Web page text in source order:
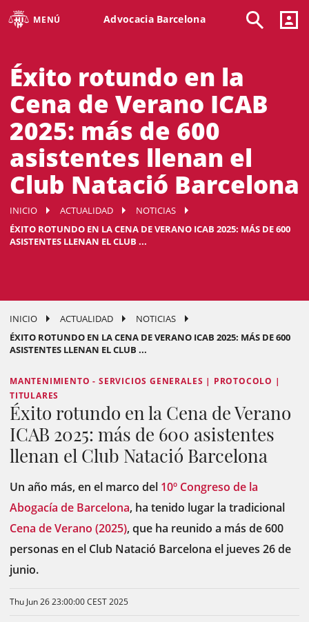
MENÚ Advocacia Barcelona
Éxito rotundo en la
Cena de Verano ICAB
2025: más de 600
asistentes llenan el
Club Natació Barcelona
INICIO ACTUALIDAD
NOTICIAS
ÉXITO ROTUNDO EN LA CENA DE VERANO ICAB 2025: MÁS DE 600
ASISTENTES LLENAN EL CLUB ...
INICIO ACTUALIDAD
NOTICIAS
ÉXITO ROTUNDO EN LA CENA DE VERANO ICAB 2025: MÁS DE 600
ASISTENTES LLENAN EL CLUB ...
MANTENIMIENTO - SERVICIOS GENERALES | PROTOCOLO |
TITULARES
Éxito rotundo en la Cena de Verano
ICAB 2025: más de 600 asistentes
llenan el Club Natació Barcelona
Un año más, en el marco del 10º Congreso de la
Abogacía de Barcelona, ​​ha tenido lugar la tradicional
Cena de Verano (2025), que ha reunido a más de 600
personas en el Club Natació Barcelona el jueves 26 de
junio.
Thu Jun 26 23:00:00 CEST 2025